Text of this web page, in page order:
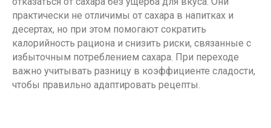
практически не отличимы от сахара в напитках и
десертах, но при этом помогают сократить
калорийность рациона и снизить риски, связанные с
избыточным потреблением сахара. При переходе
важно учитывать разницу в коэффициенте сладости,
чтобы правильно адаптировать рецепты.